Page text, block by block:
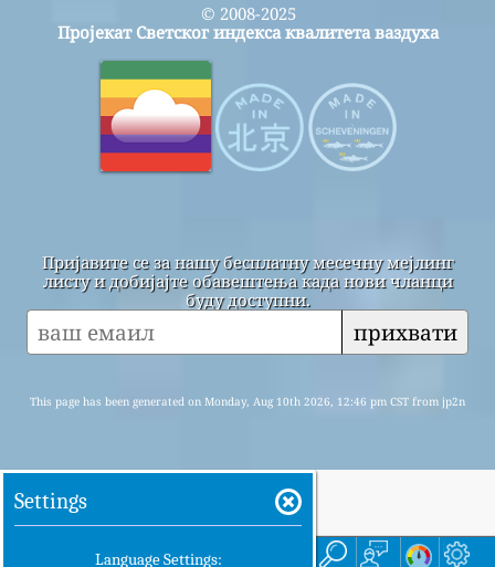
Кућа Ево
© 2008-2025
Пројекат Светског индекса квалитета ваздуха
Пријавите се за нашу бесплатну месечну мејлинг
листу и добијајте обавештења када нови чланци
буду доступни.
прихвати
This page has been generated on Monday, Aug 10th 2026, 12:46 pm CST from jp2n
Settings
Language Settings: